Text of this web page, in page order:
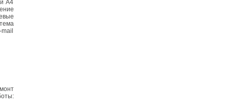
А4